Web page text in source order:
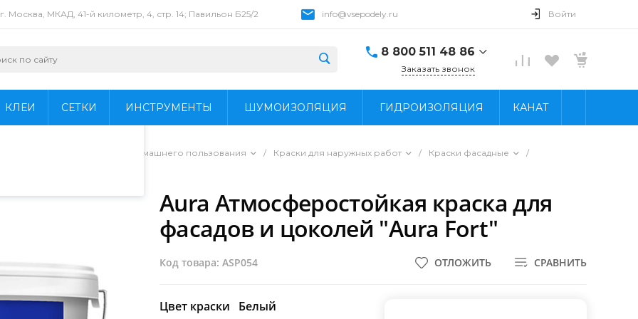
и
.
г. Москва, МКАД, 41-й километр, 4, стр. 14; Павильон Б25/2 info@vsepodely.ru Войти
8 800 511 48 86
г. Москва, МКАД, 41-
14; Павильон Б25/2
info@vsepodely.ru
Заказать звонок
КЛЕИ СЕТКИ ИНСТРУМЕНТЫ ШУМОИЗОЛЯЦИЯ ГИДРОИЗОЛЯЦИЯ КАНАТ
для профессионального и домашнего пользования / Краски для наружных работ / Краски фасадные
/
Fort"
Aura Атмосферостойкая краска для
фасадов и цоколей "Aura Fort"
Код товара: ASP054 СРАВНИТЬ
ОТЛОЖИТЬ
Цвет краски Белый